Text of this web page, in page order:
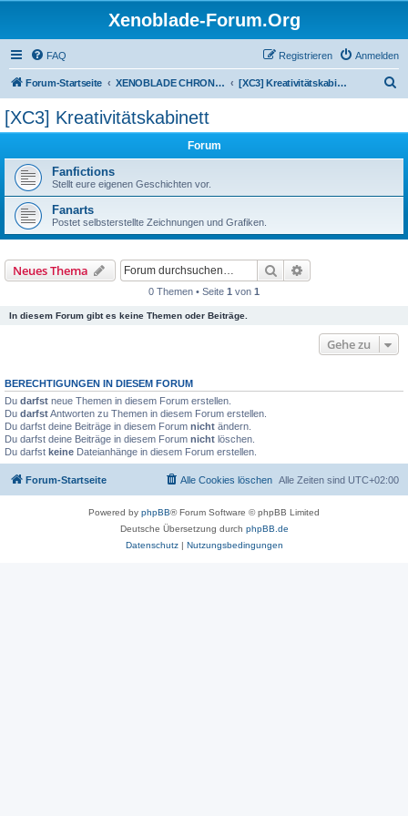
Xenoblade-Forum.Org
FAQ Anmelden
Registrieren
Forum-Startseite XENOBLADE CHRONICLES 3 [XC3] Kreativitätskabinett
[XC3] Kreativitätskabinett
Forum
Fanfictions
Stellt eure eigenen Geschichten vor.
Fanarts
Postet selbsterstellte Zeichnungen und Grafiken.
Neues Thema Suche
0 Themen • Seite 1 von 1
In diesem Forum gibt es keine Themen oder Beiträge.
Gehe zu
BERECHTIGUNGEN IN DIESEM FORUM
Du darfst neue Themen in diesem Forum erstellen.
Du darfstAntworten zu Themen in diesem Forum erstellen.
Du darfst deine Beiträge in diesem Forum nicht ändern.
Du darfst deine Beiträge in diesem Forum nicht löschen.
Du darfst keine Dateianhänge in diesem Forum erstellen.
Forum-Startseite Alle Zeiten sind UTC+02:00
Alle Cookies löschen
Powered by phpBB® Forum Software © phpBB Limited
Deutsche Übersetzung durch phpBB.de
Datenschutz| Nutzungsbedingungen